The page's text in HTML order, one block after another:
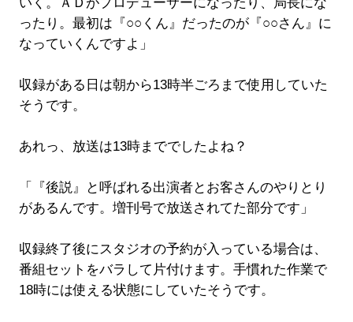
ったり。最初は『○○くん』だったのが『○○さん』に
なっていくんですよ」
収録がある日は朝から13時半ごろまで使用していた
そうです。
あれっ、放送は13時まででしたよね？
「『後説』と呼ばれる出演者とお客さんのやりとり
があるんです。増刊号で放送されてた部分です」
収録終了後にスタジオの予約が入っている場合は、
番組セットをバラして片付けます。手慣れた作業で
18時には使える状態にしていたそうです。